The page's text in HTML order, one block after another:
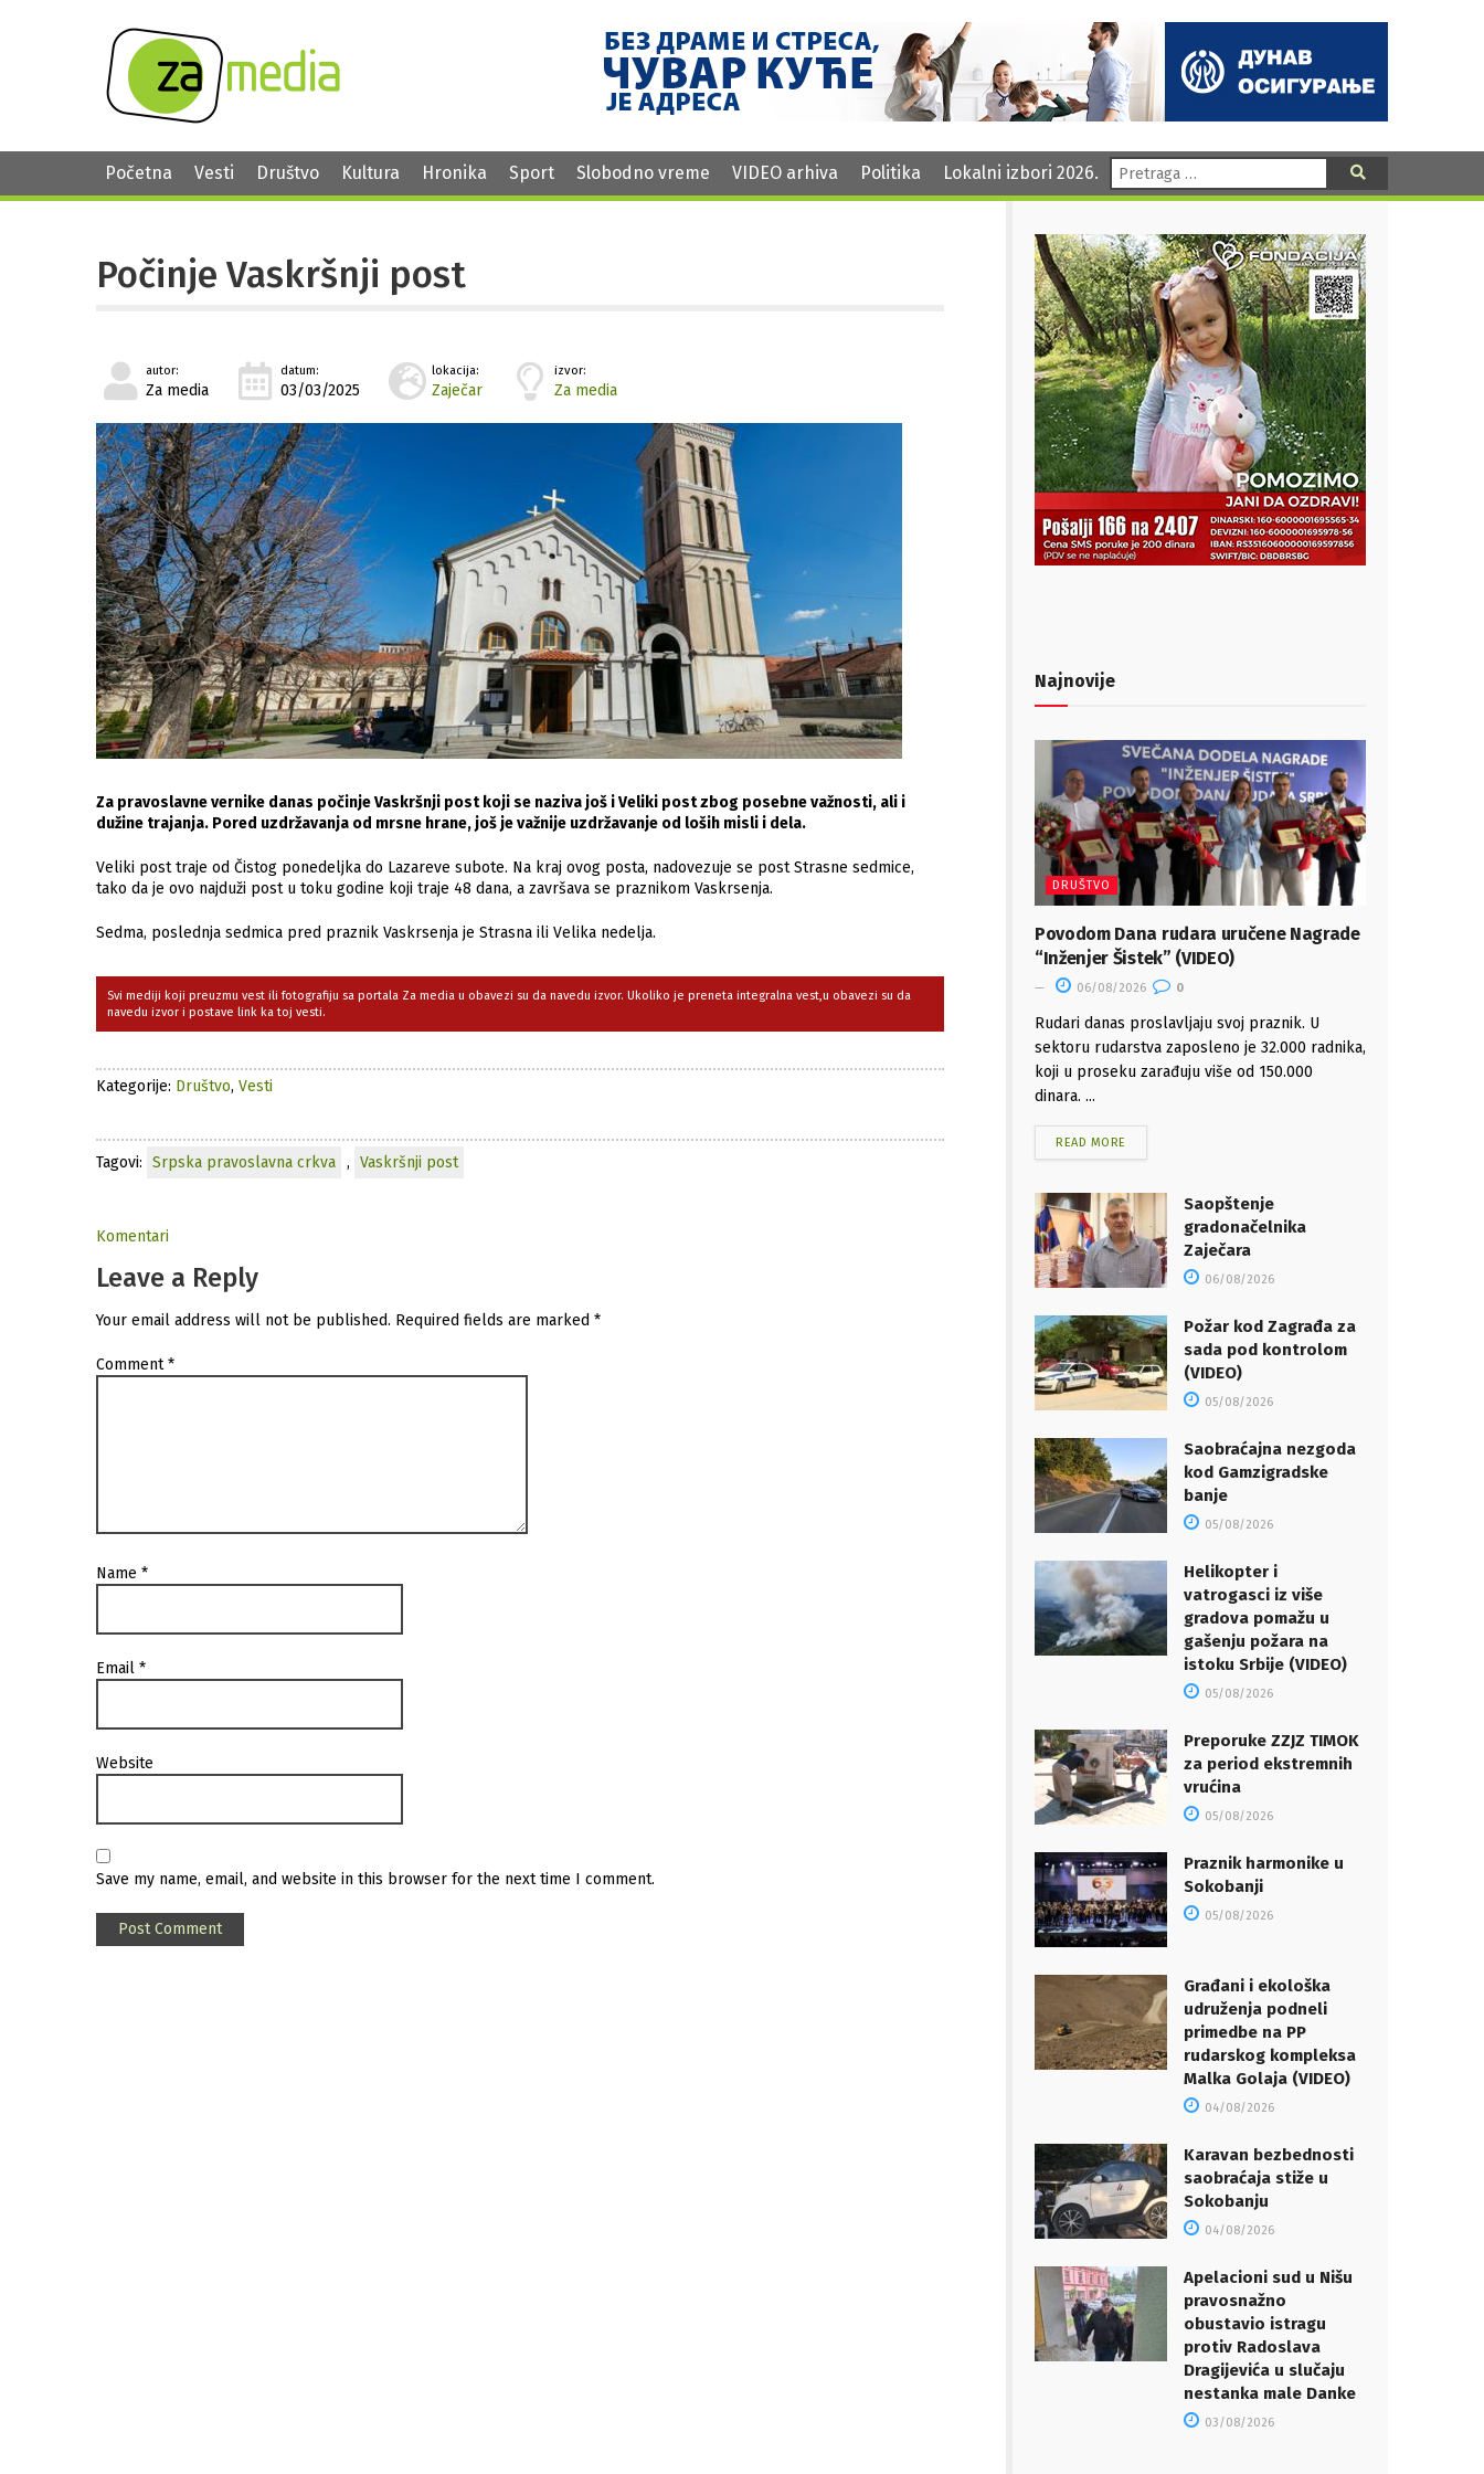
Početna Vesti Društvo Kultura Hronika Sport Slobodno vreme VIDEO arhiva Politika Lokalni izbori 2026. Pretraga:
Počinje Vaskršnji post
autor:
Za media
datum:
03/03/2025
lokacija:
Zaječar
izvor:
Za media
Za pravoslavne vernike danas počinje Vaskršnji post koji se naziva još i Veliki post zbog posebne važnosti, ali i
dužine trajanja. Pored uzdržavanja od mrsne hrane, još je važnije uzdržavanje od loših misli i dela.
Veliki post traje od Čistog ponedeljka do Lazareve subote. Na kraj ovog posta, nadovezuje se post Strasne sedmice,
tako da je ovo najduži post u toku godine koji traje 48 dana, a završava se praznikom Vaskrsenja.
Sedma, poslednja sedmica pred praznik Vaskrsenja je Strasna ili Velika nedelja.
Svi mediji koji preuzmu vest ili fotografiju sa portala Za media u obavezi su da navedu izvor. Ukoliko je preneta integralna vest,u obavezi su da
navedu izvor i postave link ka toj vesti.
Kategorije: Društvo, Vesti
Tagovi: Srpska pravoslavna crkva , Vaskršnji post
Komentari
Leave a Reply
Your email address will not be published. Required fields are marked *
Comment*
Name *
Email *
Website
Save my name, email, and website in this browser for the next time I comment.
Najnovije
DRUŠTVO
Povodom Dana rudara uručene Nagrade
“Inženjer Šistek” (VIDEO)
06/08/2026 0
Rudari danas proslavljaju svoj praznik. U
sektoru rudarstva zaposleno je 32.000 radnika,
koji u proseku zarađuju više od 150.000
dinara. ...
READ MORE
Saopštenje
gradonačelnika
Zaječara
06/08/2026
Požar kod Zagrađa za
sada pod kontrolom
(VIDEO)
05/08/2026
Saobraćajna nezgoda
kod Gamzigradske
banje
05/08/2026
Helikopter i
vatrogasci iz više
gradova pomažu u
gašenju požara na
istoku Srbije (VIDEO)
05/08/2026
Preporuke ZZJZ TIMOK
za period ekstremnih
vrućina
05/08/2026
Praznik harmonike u
Sokobanji
05/08/2026
Građani i ekološka
udruženja podneli
primedbe na PP
rudarskog kompleksa
Malka Golaja (VIDEO)
04/08/2026
Karavan bezbednosti
saobraćaja stiže u
Sokobanju
04/08/2026
Apelacioni sud u Nišu
pravosnažno
obustavio istragu
protiv Radoslava
Dragijevića u slučaju
nestanka male Danke
03/08/2026